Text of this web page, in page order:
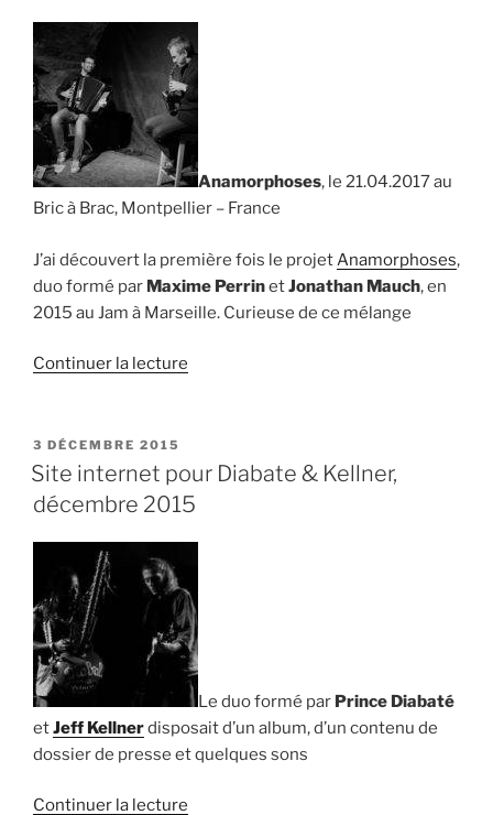
19.01.2018 »
Anamorphoses, le 21.04.2017 au
Bric à Brac, Montpellier – France
J’ai découvert la première fois le projetAnamorphoses,
duo formé par Maxime PerrinetJonathan Mauch, en
2015 au Jam à Marseille. Curieuse de ce mélange
Continuer la lecture
le
21.4.2017 »
PUBLIÉ
LE
3 DÉCEMBRE 2015
Site internet pour Diabate & Kellner,
décembre 2015
Le duo formé par Prince Diabaté
etJeff Kellnerdisposait d’un album, d’un contenu de
dossier de presse et quelques sons
Continuer la lecture